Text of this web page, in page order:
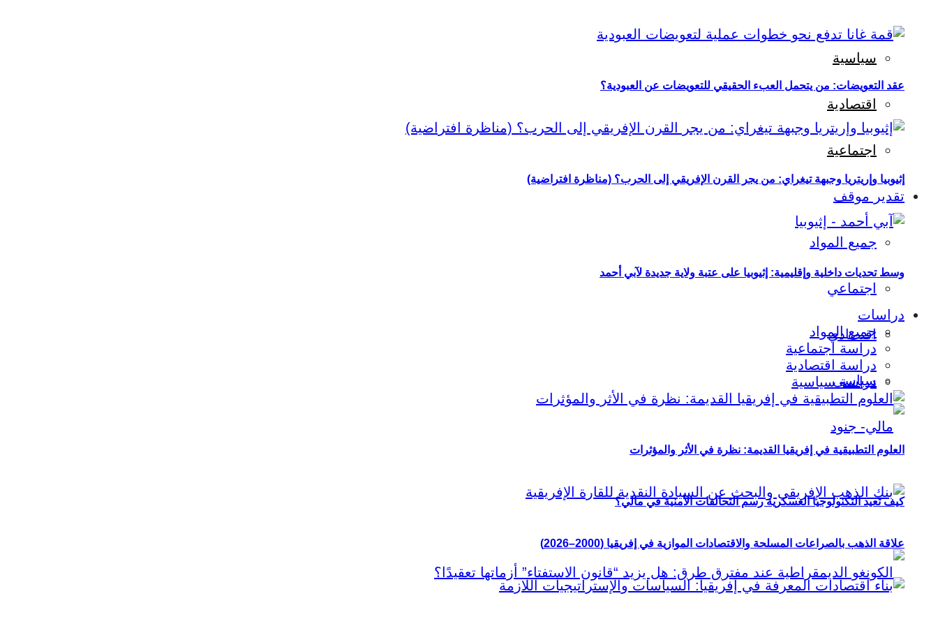
سياسية
اقتصادية
اجتماعية
تقدير موقف
جميع المواد
اجتماعي
اقتصادي
سياسي
كيف تعيد التكنولوجيا العسكرية رسم التحالفات الأمنية في مالي؟
عقد التعويضات: من يتحمل العبء الحقيقي للتعويضات عن العبودية؟
إثيوبيا وإريتريا وجبهة تيغراي: من يجر القرن الإفريقي إلى الحرب؟ (مناظرة افتراضية)
وسط تحديات داخلية وإقليمية: إثيوبيا على عتبة ولاية جديدة لآبي أحمد
دراسات
جميع المواد
دراسة اجتماعية
دراسة اقتصادية
دراسة سياسية
العلوم التطبيقية في إفريقيا القديمة: نظرة في الأثر والمؤثرات
علاقة الذهب بالصراعات المسلحة والاقتصادات الموازية في إفريقيا (2000–2026)